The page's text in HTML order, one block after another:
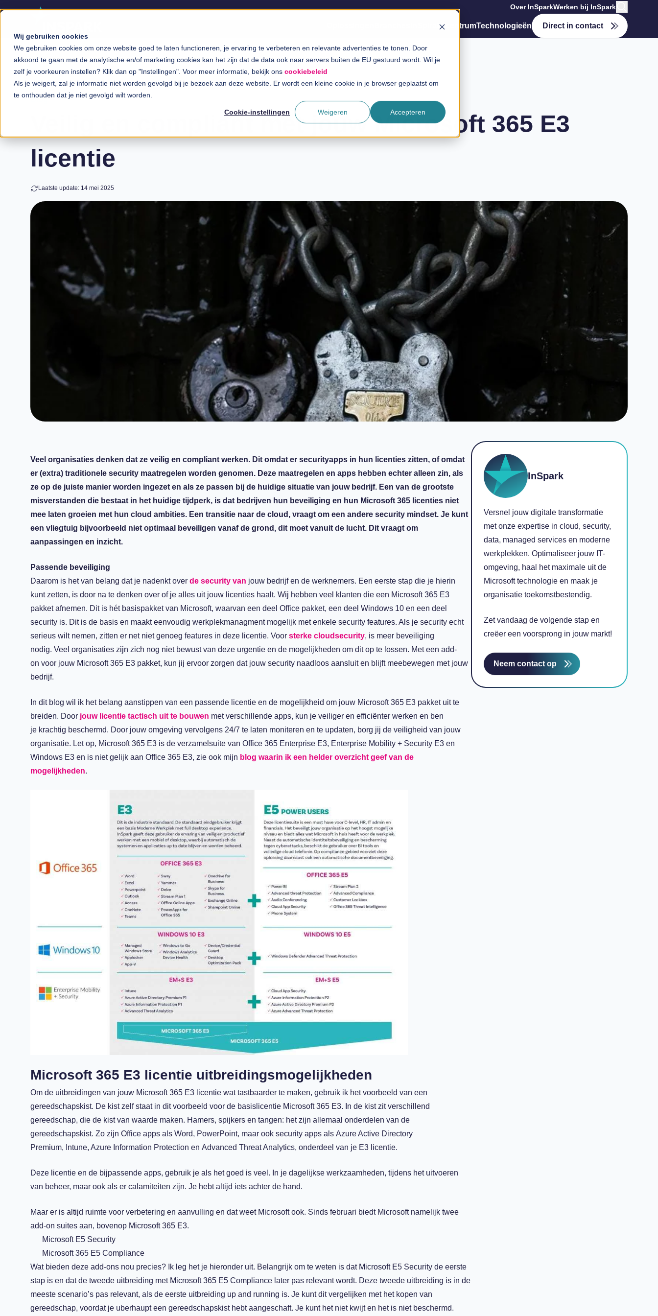
Wij gebruiken cookies
We gebruiken cookies om onze website goed te laten functioneren, je ervaring te verbeteren en relevante advertenties te tonen. Door
akkoord te gaan met de analytische en/of marketing cookies kan het zijn dat de data ook naar servers buiten de EU gestuurd wordt. Wil je
zelf je voorkeuren instellen? Klik dan op "Instellingen". Voor meer informatie, bekijk ons cookiebeleid
Als je weigert, zal je informatie niet worden gevolgd bij je bezoek aan deze website. Er wordt een kleine cookie in je browser geplaatst om
te onthouden dat je niet gevolgd wilt worden.
Cookie-instellingen Accepteren
Weigeren
Over InSparkWerken bij InSpark
InSpiratiecentrumTechnologieën Direct in contact
Blog
Veilig en compliant met jouw Microsoft 365 E3
licentie
Laatste update: 14 mei 2025
Veel organisaties denken dat ze veilig en compliant werken. Dit omdat er securityapps in hun licenties zitten, of omdat
er (extra) traditionele security maatregelen worden genomen. Deze maatregelen en apps hebben echter alleen zin, als
ze op de juiste manier worden ingezet en als ze passen bij de huidige situatie van jouw bedrijf. Een van de grootste
misverstanden die bestaat in het huidige tijdperk, is dat bedrijven hun beveiliging en hun Microsoft 365 licenties niet
mee laten groeien met hun cloud ambities. Een transitie naar de cloud, vraagt om een andere security mindset. Je kunt
een vliegtuig bijvoorbeeld niet optimaal beveiligen vanaf de grond, dit moet vanuit de lucht. Dit vraagt om
aanpassingen en inzicht.
Passende beveiliging
Daarom is het van belang dat je nadenkt over de security van jouw bedrijfen de werknemers. Een eerste stap die je hierin
kuntzetten, is door na te denken over of je alles uit jouw licenties haalt. Wij hebben veel klanten die een Microsoft 365 E3
pakket afnemen. Dit is hét basispakket van Microsoft, waarvan een deel Office pakket, een deel Windows 10 en een deel
security is. Dit is de basis en maakt eenvoudig werkplekmanagment mogelijk met enkele security features. A ls je security echt
serieus wilt nemen, zitten er net niet genoeg features in deze licentie. Voor sterke cloudsecurity, is meer beveiliging
nodig. Veel organisaties zijn zich nog niet bewust van deze urgentie en de mogelijkheden om dit op te lossen. Meteen add-
on voor jouw Microsoft 365 E3 pakket, kun jij ervoor zorgen dat jouw security naadloos aansluiten blijft meebewegen metjouw
bedrijf.
In dit blog wil ik het belang aanstippen van een passende licentie en de mogelijkheid om jouw Microsoft 365 E3 pakketuit te
breiden. Door jouw licentie tactisch uit te bouwen met verschillende apps, kun je veiliger en efficiënter werken en ben
je krachtig beschermd. Door jouw omgeving vervolgens 24/7 te laten moniteren en te updaten, borg jij de veiligheid van jouw
organisatie. Let op, Microsoft 365 E3 is de verzamelsuite van Office 365 Enterprise E3, Enterprise Mobility + Security E3 en
Windows E3 en is niet gelijk aan Office 365 E3, zie ook mijn blog waarin ik een helder overzicht geef van de
mogelijkheden.
Microsoft 365 E3 licentie uitbreidingsmogelijkheden
Om de uitbreidingen van jouw Microsoft 365 E3 licentie wat tastbaarder te maken, gebruik ik het voorbeeld van een
gereedschapskist. De kist zelf staat in dit voorbeeld voor de basislicentie Microsoft 365 E3. In de kist zitverschillend
gereedschap, die de kist van waarde maken. Hamers, spijkers en tangen: het zijn allemaal onderdelen van de
gereedschapskist. Zo zijn Office apps als Word, PowerPoint, maar ook security apps als Azure Active Directory
Premium, Intune, Azure Information Protection en Advanced Threat Analytics, onderdeel van je E3 licentie.
Deze licentie en de bijpassende apps, gebruik je als het goed is veel. In je dagel ijkse werkzaamheden, tijdens het uitvoeren
van beheer, maar ook als er calamiteiten zijn. Je hebt altijd iets achter de hand.
Maar er is altijd ruimte voor verbetering en aanvulling en dat weet Microsoft ook. Sinds februari biedt Microsoftnamelijk twee
add-on suites aan, bovenop Microsoft 365 E3.
Microsoft E5 Security
Microsoft 365 E5 Compliance
Wat bieden deze add-ons nou precies? Ik leg het je hieronder uit. Belangrijk om te weten is dat Microsoft E5 Security de eerste
stap is en dat de tweede uitbreiding met Microsoft 365 E5 Compliance later pas relevant wordt. Deze tweede uitbreiding is in de
meeste scenario’s pas relevant, als de eerste uitbreiding up and running is. Je kunt dit vergelijken methet kopen van
gereedschap, voordat je uberhaupt een gereedschapskist hebt aangeschaft. Je kunt het niet kwijt en het is niet beschermd.
InSpark
Versnel jouw digitale transformatie
met onze expertise in cloud, security,
data, managed services en moderne
werkplekken. Optimaliseer jouw IT-
omgeving, haal het maximale uit de
Microsoft technologie en maak je
organisatie toekomstbestendig.
Zet vandaag de volgende stap en
creëer een voorsprong in jouw markt!
Neem contact op